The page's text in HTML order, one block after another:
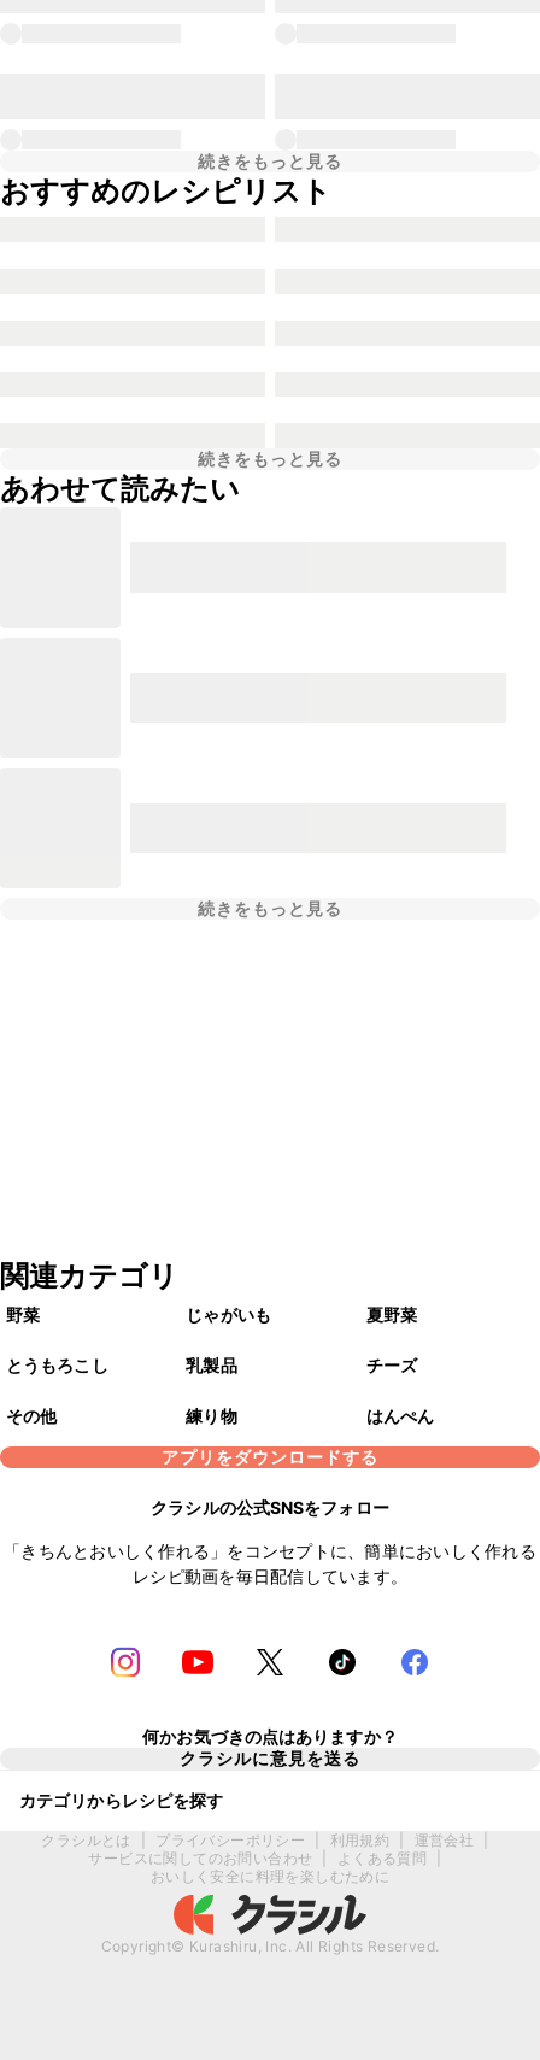
続きをもっと見る
おすすめのレシピリスト
続きをもっと見る
あわせて読みたい
続きをもっと見る
関連カテゴリ
野菜 じゃがいも 夏野菜
とうもろこし 乳製品 チーズ
その他 練り物
はんぺん
アプリをダウンロードする
クラシルの公式SNSをフォロー
「きちんとおいしく作れる」をコンセプトに、簡単においしく作れる
レシピ動画を毎日配信しています。
何かお気づきの点はありますか？
クラシルに意見を送る
カテゴリからレシピを探す
クラシルとは プライバシーポリシー 利用規約 運営会社
サービスに関してのお問い合わせ
よくある質問
おいしく安全に料理を楽しむために
Copyright© Kurashiru, Inc. All Rights Reserved.